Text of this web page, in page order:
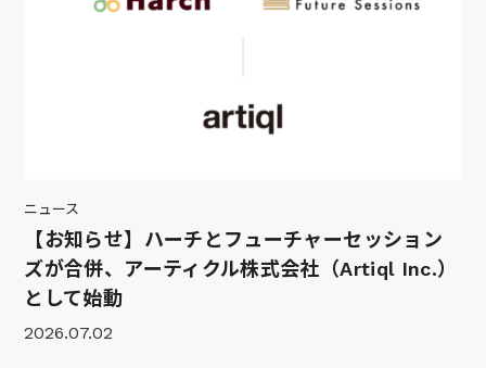
ニュース
【お知らせ】ハーチとフューチャーセッション
ズが合併、アーティクル株式会社（Artiql Inc.）
として始動
2026.07.02